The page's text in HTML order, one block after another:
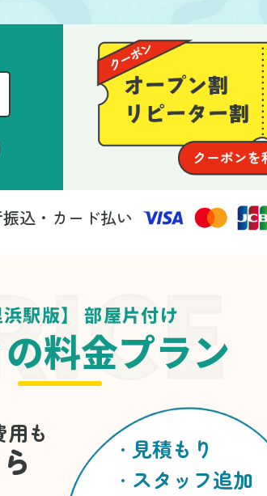
いまし
込・カード払い
浜駅版】 部屋片付け
料金プラン
も
見積もり
スタッフ追加